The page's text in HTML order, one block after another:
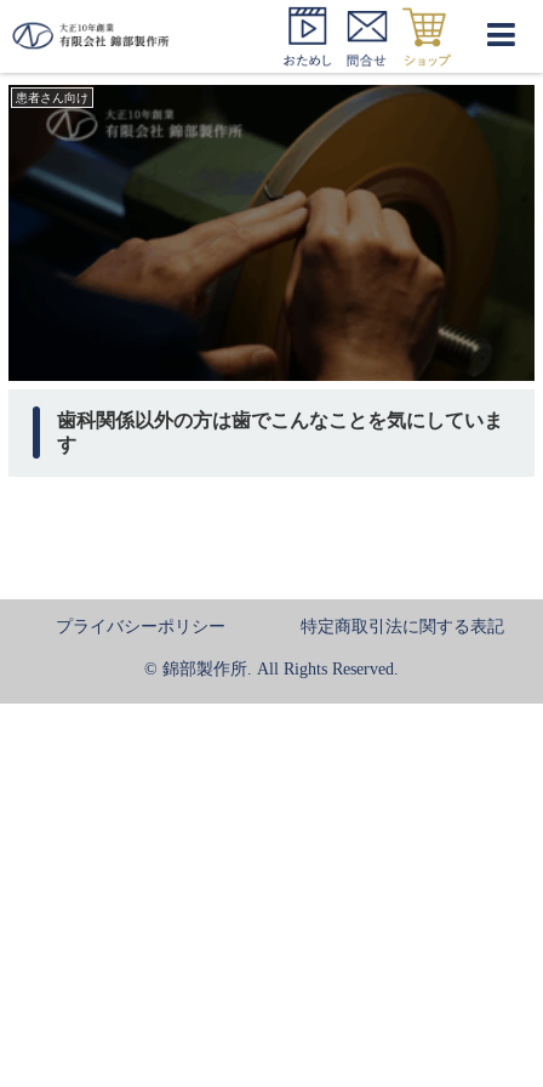
日本歯科医師会 調査
患者さん向け
歯科関係以外の方は歯でこんなことを気にしていま
す
プライバシーポリシー 特定商取引法に関する表記
© 錦部製作所. All Rights Reserved.